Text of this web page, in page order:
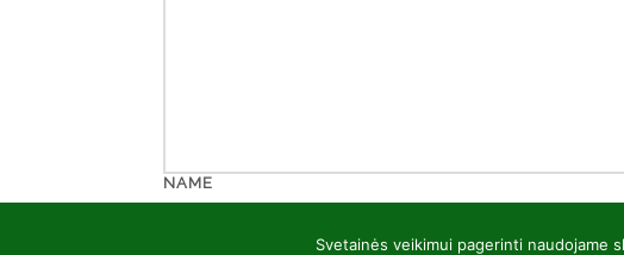
NAME
Svetainės veikimui pagerinti naudojame